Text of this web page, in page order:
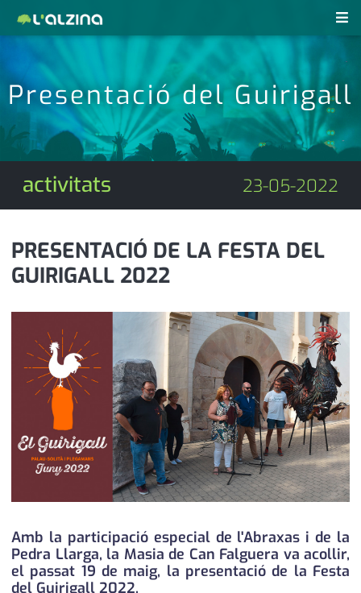
notícies
últimes notícies
activitats
agenda
empresa
esports
medi ambient
opinió
política
promo serveis
salut
serveis
revistes pdf
anunciants
contacte
telèfons
calendari
Presentació del Guirigall
activitats 23-05-2022
PRESENTACIÓ DE LA FESTA DEL
GUIRIGALL 2022
Amb la participació especial de l'Abraxas i de la
Pedra Llarga, la Masia de Can Falguera va acollir,
el passat 19 de maig, la presentació de la Festa
del Guirigall 2022.